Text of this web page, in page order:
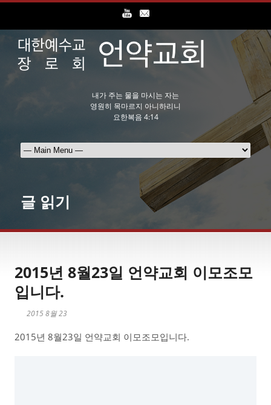
내가 주는 물을 마시는 자는
영원히 목마르지 아니하리니
요한복음 4:14
글 읽기
2015년 8월23일 언약교회 이모조모
입니다.
2015 8월 23
2015년 8월23일 언약교회 이모조모입니다.